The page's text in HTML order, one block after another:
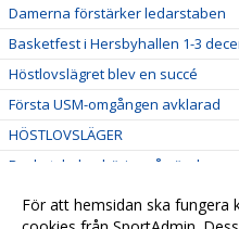
Damerna förstärker ledarstaben
Basketfest i Hersbyhallen 1-3
Höstlovslägret blev en succé
Första USM-omgången avklarad
HÖSTLOVSLÄGER
Basketskolan börjar på söndag
Missa inte damlagets
För att hemsidan ska fungera